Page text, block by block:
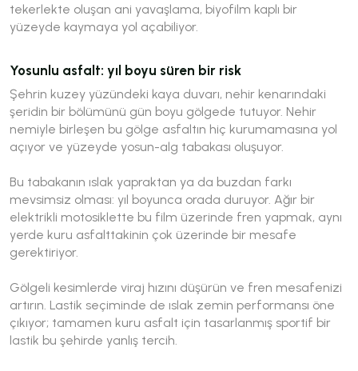
tekerlekte oluşan ani yavaşlama, biyofilm kaplı bir
yüzeyde kaymaya yol açabiliyor.
Yosunlu asfalt: yıl boyu süren bir risk
Şehrin kuzey yüzündeki kaya duvarı, nehir kenarındaki
şeridin bir bölümünü gün boyu gölgede tutuyor. Nehir
nemiyle birleşen bu gölge asfaltın hiç kurumamasına yol
açıyor ve yüzeyde yosun-alg tabakası oluşuyor.
Bu tabakanın ıslak yapraktan ya da buzdan farkı
mevsimsiz olması: yıl boyunca orada duruyor. Ağır bir
elektrikli motosiklette bu film üzerinde fren yapmak, aynı
yerde kuru asfalttakinin çok üzerinde bir mesafe
gerektiriyor.
Gölgeli kesimlerde viraj hızını düşürün ve fren mesafenizi
artırın. Lastik seçiminde de ıslak zemin performansı öne
çıkıyor; tamamen kuru asfalt için tasarlanmış sportif bir
lastik bu şehirde yanlış tercih.